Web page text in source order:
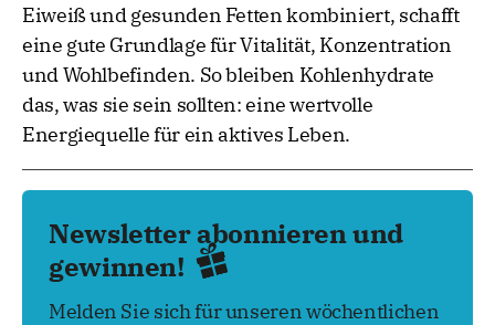
Eiweiß und gesunden Fetten kombiniert, schafft
eine gute Grundlage für Vitalität, Konzentration
und Wohlbefinden. So bleiben Kohlenhydrate
das, was sie sein sollten: eine wertvolle
Energiequelle für ein aktives Leben.
Newsletter abonnieren und
gewinnen!
Melden Sie sich für unseren wöchentlichen